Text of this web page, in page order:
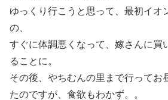
ゆっくり行こうと思って、最初イオ
の、
すぐに体調悪くなって、嫁さんに買
ることに。
その後、やちむんの里まで行ってお
たのですが、食欲もわかず。。